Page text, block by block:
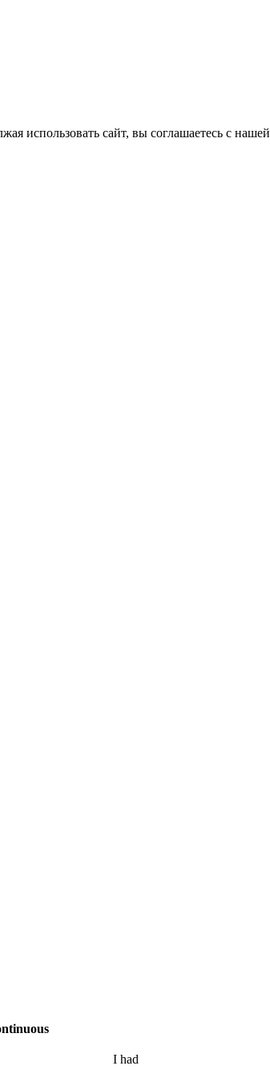
использовать сайт, вы соглашаетесь с нашей
I had